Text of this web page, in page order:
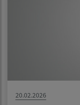
20.02.2026